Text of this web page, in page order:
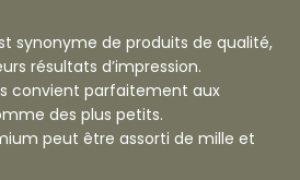
synonyme de produits de qualité,
résultats d’impression.
convient parfaitement aux
des plus petits.
peut être assorti de mille et